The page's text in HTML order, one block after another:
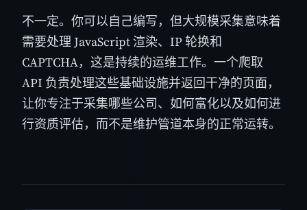
不一定。你可以自己编写，但大规模采集意味着
需要处理 JavaScript 渲染、IP 轮换和
CAPTCHA，这是持续的运维工作。一个爬取
API 负责处理这些基础设施并返回干净的页面，
让你专注于采集哪些公司、如何富化以及如何进
行资质评估，而不是维护管道本身的正常运转。